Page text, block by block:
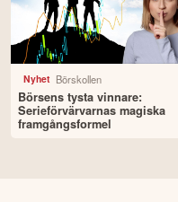
Nyhet Börskollen
Börsens tysta vinnare:
Serieförvärvarnas magiska
framgångsformel